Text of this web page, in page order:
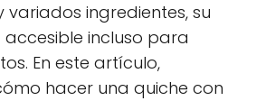
variados ingredientes, su
incluso para
En este artículo,
hacer una quiche con